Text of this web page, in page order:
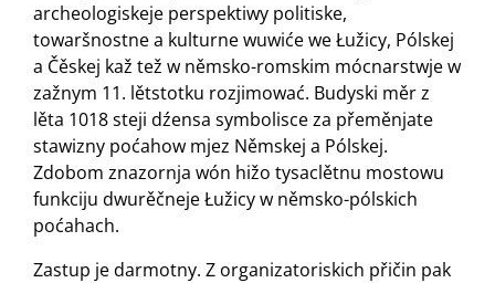
archeologiskeje perspektiwy politiske,
towaršnostne a kulturne wuwiće we Łužicy, Pólskej
a Čěskej kaž tež w němsko-romskim mócnarstwje w
zažnym 11. lětstotku rozjimować. Budyski měr z
lěta 1018 steji dźensa symbolisce za přeměnjate
stawizny poćahow mjez Němskej a Pólskej.
Zdobom znazornja wón hižo tysaclětnu mostowu
funkciju dwurěčneje Łužicy w němsko-pólskich
poćahach.
Zastup je darmotny. Z organizatoriskich přičin pak